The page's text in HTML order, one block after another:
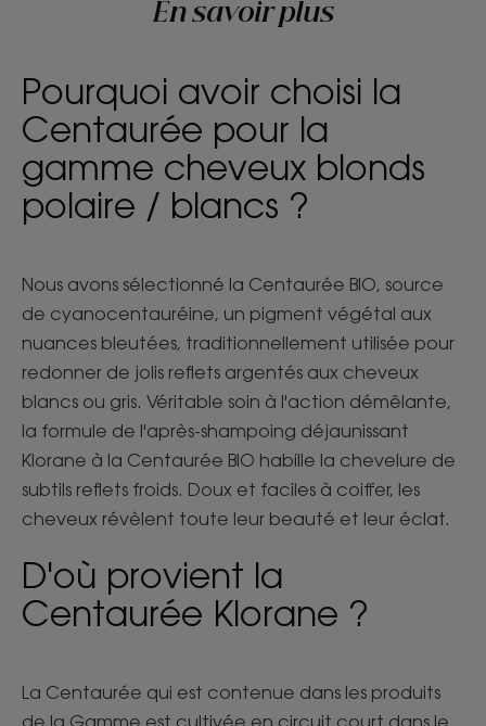
En savoir plus
Pourquoi avoir choisi la
Centaurée pour la
gamme cheveux blonds
polaire / blancs ?
Nous avons sélectionné la Centaurée BIO, source
de cyanocentauréine, un pigment végétal aux
nuances bleutées, traditionnellement utilisée pour
redonner de jolis reflets argentés aux cheveux
blancs ou gris. Véritable soin à l'action démêlante,
la formule de l'après-shampoing déjaunissant
Klorane à la Centaurée BIO habille la chevelure de
subtils reflets froids. Doux et faciles à coiffer, les
cheveux révèlent toute leur beauté et leur éclat.
D'où provient la
Centaurée Klorane ?
La Centaurée qui est contenue dans les produits
de la Gamme est cultivée en circuit court dans le